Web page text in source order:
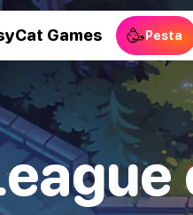
Games 🥳Pesta